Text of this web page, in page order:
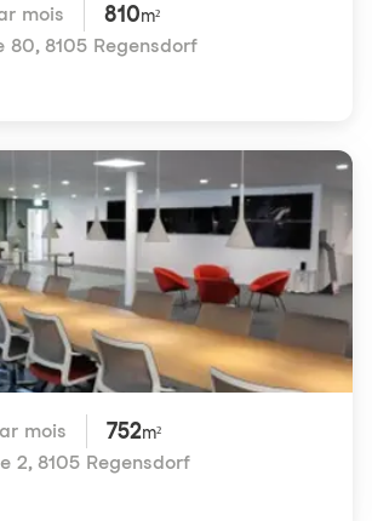
mois 810m²
80, 8105 Regensdorf
mois 752m²
2, 8105 Regensdorf